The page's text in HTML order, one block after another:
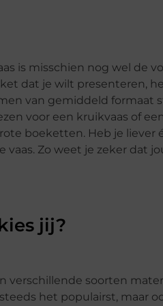
is misschien nog wel de
dat je wilt presenteren,
van gemiddeld formaat
voor een kruikvaas of
boeketten. Heb je liever
vaas. Zo weet je zeker
jij?
verschillende soorten
het populairst, maar